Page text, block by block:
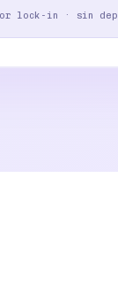
lock-in · sin